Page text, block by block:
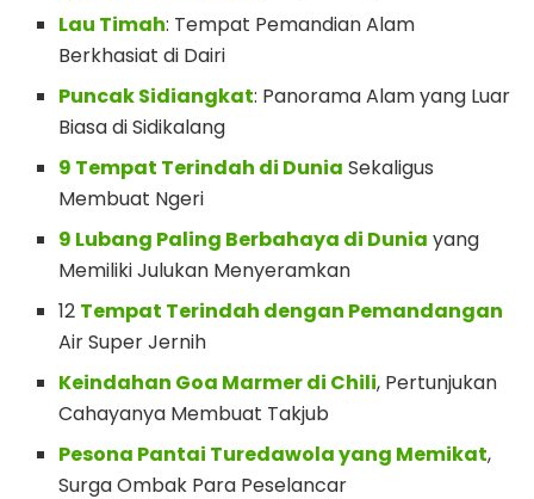
Lau Timah: Tempat Pemandian Alam
Berkhasiat di Dairi
Puncak Sidiangkat: Panorama Alam yang Luar
Biasa di Sidikalang
9 Tempat Terindah di Dunia Sekaligus
Membuat Ngeri
9 Lubang Paling Berbahaya di Dunia yang
Memiliki Julukan Menyeramkan
12 Tempat Terindah dengan Pemandangan
Air Super Jernih
Keindahan Goa Marmer di Chili, Pertunjukan
Cahayanya Membuat Takjub
Pesona Pantai Turedawola yang Memikat,
Surga Ombak Para Peselancar